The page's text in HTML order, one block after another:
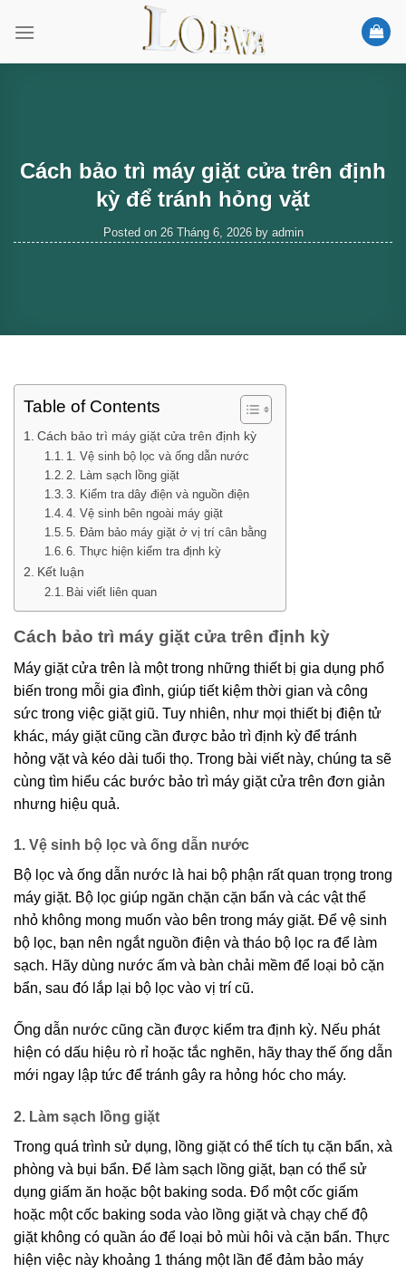
Cách bảo trì máy giặt cửa trên định
kỳ để tránh hỏng vặt
Posted on 26 Tháng 6, 2026by admin
Table of Contents
Cách bảo trì máy giặt cửa trên định kỳ
1. Vệ sinh bộ lọc và ống dẫn nước
2. Làm sạch lồng giặt
3. Kiểm tra dây điện và nguồn điện
4. Vệ sinh bên ngoài máy giặt
5. Đảm bảo máy giặt ở vị trí cân bằng
6. Thực hiện kiểm tra định kỳ
Kết luận
Bài viết liên quan
Cách bảo trì máy giặt cửa trên định kỳ
Máy giặt cửa trên là một trong những thiết bị gia dụng phổ
biến trong mỗi gia đình, giúp tiết kiệm thời gian và công
sức trong việc giặt giũ. Tuy nhiên, như mọi thiết bị điện tử
khác, máy giặt cũng cần được bảo trì định kỳ để tránh
hỏng vặt và kéo dài tuổi thọ. Trong bài viết này, chúng ta sẽ
cùng tìm hiểu các bước bảo trì máy giặt cửa trên đơn giản
nhưng hiệu quả.
1. Vệ sinh bộ lọc và ống dẫn nước
Bộ lọc và ống dẫn nước là hai bộ phận rất quan trọng trong
máy giặt. Bộ lọc giúp ngăn chặn cặn bẩn và các vật thể
nhỏ không mong muốn vào bên trong máy giặt. Để vệ sinh
bộ lọc, bạn nên ngắt nguồn điện và tháo bộ lọc ra để làm
sạch. Hãy dùng nước ấm và bàn chải mềm để loại bỏ cặn
bẩn, sau đó lắp lại bộ lọc vào vị trí cũ.
Ống dẫn nước cũng cần được kiểm tra định kỳ. Nếu phát
hiện có dấu hiệu rò rỉ hoặc tắc nghẽn, hãy thay thế ống dẫn
mới ngay lập tức để tránh gây ra hỏng hóc cho máy.
2. Làm sạch lồng giặt
Trong quá trình sử dụng, lồng giặt có thể tích tụ cặn bẩn, xà
phòng và bụi bẩn. Để làm sạch lồng giặt, bạn có thể sử
dụng giấm ăn hoặc bột baking soda. Đổ một cốc giấm
hoặc một cốc baking soda vào lồng giặt và chạy chế độ
giặt không có quần áo để loại bỏ mùi hôi và cặn bẩn. Thực
hiện việc này khoảng 1 tháng một lần để đảm bảo máy